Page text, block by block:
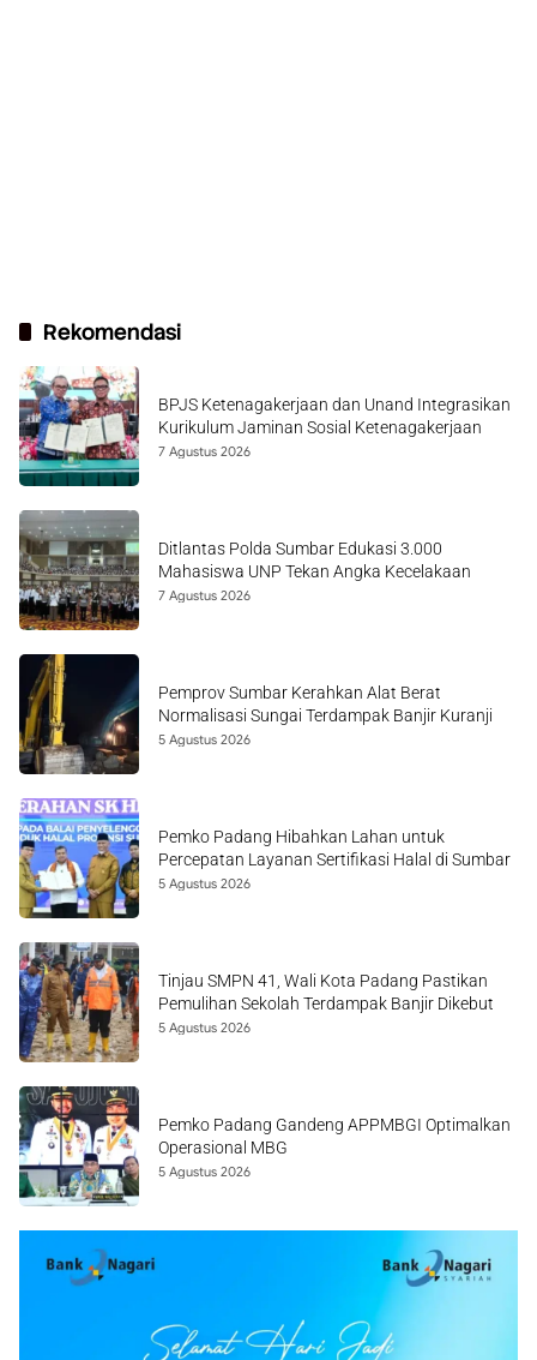
Rekomendasi
BPJS Ketenagakerjaan dan Unand Integrasikan
Kurikulum Jaminan Sosial Ketenagakerjaan
7 Agustus 2026
Ditlantas Polda Sumbar Edukasi 3.000
Mahasiswa UNP Tekan Angka Kecelakaan
7 Agustus 2026
Pemprov Sumbar Kerahkan Alat Berat
Normalisasi Sungai Terdampak Banjir Kuranji
5 Agustus 2026
Pemko Padang Hibahkan Lahan untuk
Percepatan Layanan Sertifikasi Halal di Sumbar
5 Agustus 2026
Tinjau SMPN 41, Wali Kota Padang Pastikan
Pemulihan Sekolah Terdampak Banjir Dikebut
5 Agustus 2026
Pemko Padang Gandeng APPMBGI Optimalkan
Operasional MBG
5 Agustus 2026